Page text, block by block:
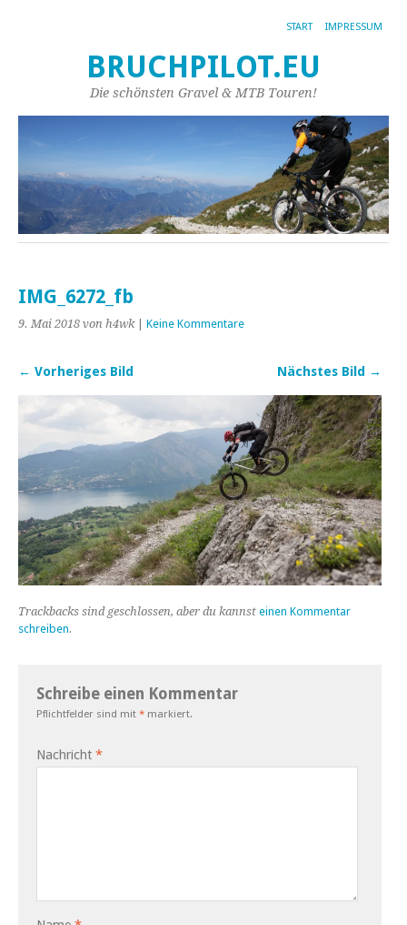
START IMPRESSUM
BRUCHPILOT.EU
Die schönsten Gravel & MTB Touren!
IMG_6272_fb
9. Mai 2018 von h4wk| Keine Kommentare
← Vorheriges Bild Nächstes Bild →
Trackbacks sind geschlossen, aber du kannst einen Kommentar
schreiben.
Schreibe einen Kommentar
Pflichtfelder sind mit * markiert.
Nachricht *